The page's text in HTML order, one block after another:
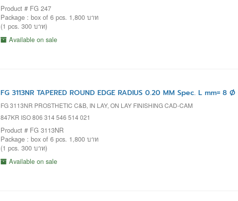
Product # FG 247
Package : box of 6 pcs. 1,800 บาท
(1 pcs. 300 บาท)
Available on sale
FG 3113NR TAPERED ROUND EDGE RADIUS 0.20 MM Spec. L mm= 8
FG 3113NR PROSTHETIC C&B, IN LAY, ON LAY FINISHING CAD-CAM
847KR ISO 806 314 546 514 021
Product # FG 3113NR
Package : box of 6 pcs. 1,800 บาท
(1 pcs. 300 บาท)
Available on sale